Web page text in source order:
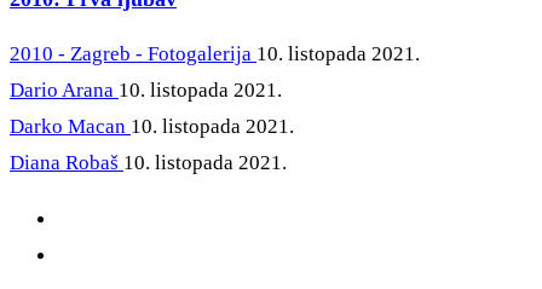
2010 - Zagreb - Fotogalerija 10. listopada 2021.
Dario Arana 10. listopada 2021.
Darko Macan 10. listopada 2021.
Diana Robaš 10. listopada 2021.